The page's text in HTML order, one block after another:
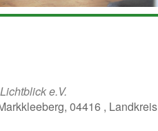
e.V.
04416 , Landkreis